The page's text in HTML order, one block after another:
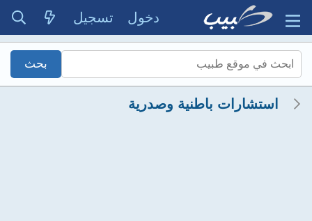
دخول تسجيل
استشارات باطنية وصدرية